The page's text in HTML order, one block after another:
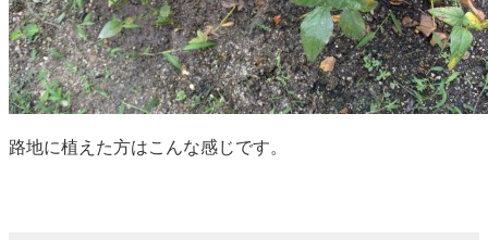
路地に植えた方はこんな感じです。